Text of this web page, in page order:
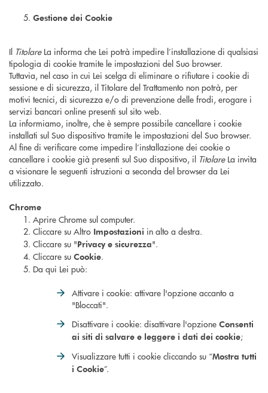
Gestione dei Cookie
Il TitolareLa informa che Lei potrà impedire l’installazione di qualsiasi
tipologia di cookie tramite le impostazioni del Suo browser.
Tuttavia, nel caso in cui Lei scelga di eliminare o rifiutare i cookie di
sessione e di sicurezza, il Titolare del Trattamento non potrà, per
motivi tecnici, di sicurezza e/o di prevenzione delle frodi, erogare i
servizi bancari online presenti sul sito web.
La informiamo, inoltre, che è sempre possibile cancellare i cookie
installati sul Suo dispositivo tramite le impostazioni del Suo browser.
Al fine di verificare come impedire l’installazione dei cookie o
cancellare i cookie già presenti sul Suo dispositivo, il TitolareLa invita
a visionare le seguenti istruzioni a seconda del browser da Lei
utilizzato.
Chrome
Aprire Chrome sul computer.
Cliccare su Altro Impostazioni in alto a destra.
Cliccare su "Privacy e sicurezza".
Cliccare su Cookie.
Da qui Lei può:
Attivare i cookie: attivare l'opzione accanto a
"Bloccati".
Disattivare i cookie: disattivare l'opzione Consenti
ai siti di salvare e leggere i dati dei cookie;
Visualizzare tutti i cookie cliccando su “Mostra tutti
i Cookie”.